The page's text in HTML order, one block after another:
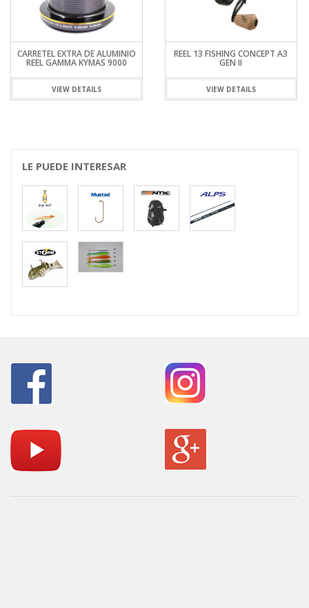
CARRETEL EXTRA DE ALUMINIO
REEL GAMMA KYMAS 9000
VIEW DETAILS
REEL 13 FISHING CONCEPT A3
GEN II
VIEW DETAILS
LE PUEDE INTERESAR